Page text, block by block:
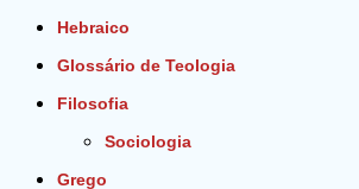
Hebraico
Glossário de Teologia
Filosofia
Sociologia
Grego